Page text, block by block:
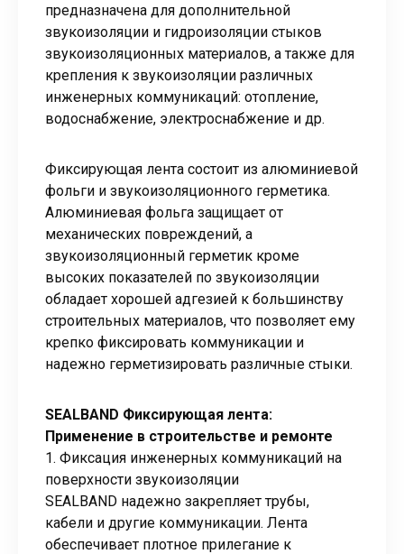
предназначена для дополнительной
звукоизоляции и гидроизоляции стыков
звукоизоляционных материалов, а также для
крепления к звукоизоляции различных
инженерных коммуникаций: отопление,
водоснабжение, электроснабжение и др.
Фиксирующая лента состоит из алюминиевой
фольги и звукоизоляционного герметика.
Алюминиевая фольга защищает от
механических повреждений, а
звукоизоляционный герметик кроме
высоких показателей по звукоизоляции
обладает хорошей адгезией к большинству
строительных материалов, что позволяет ему
крепко фиксировать коммуникации и
надежно герметизировать различные стыки.
SEALBAND Фиксирующая лента:
Применение в строительстве и ремонте
1. Фиксация инженерных коммуникаций на
поверхности звукоизоляции
SEALBAND надежно закрепляет трубы,
кабели и другие коммуникации. Лента
обеспечивает плотное прилегание к